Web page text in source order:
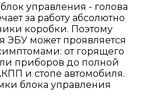
управления - голова
за работу абсолютно
коробки. Поэтому
ЭБУ может проявляется
от горящего
приборов до полной
и стопе автомобиля.
блока управления